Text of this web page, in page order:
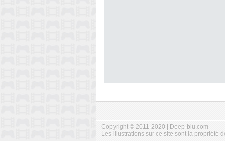
Copyright © 2011-2020 | Deep-blu.com
Les illustrations sur ce site sont la propriété